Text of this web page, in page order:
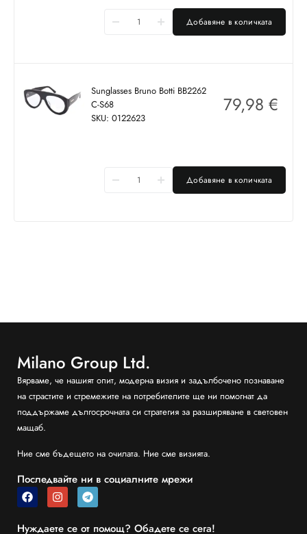
Добавяне в количката
Sunglasses Bruno Botti BB2262
C-S68
SKU: 0122623
79,98 €
Добавяне в количката
Milano Group Ltd.
Вярваме, че нашият опит, модерна визия и задълбочено познаване
на страстите и стремежите на потребителите ще ни помогнат да
поддържаме дългосрочната си стратегия за разширяване в световен
мащаб.
Ние сме бъдещето на очилата. Ние сме визията.
Последвайте ни в социалните мрежи
Нуждаете се от помощ? Обадете се сега!